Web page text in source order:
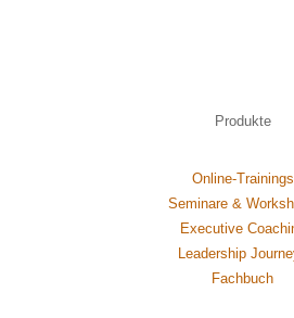
Produkte
Online-Trainings
Seminare &
Executive
Leadership
Fachbuch